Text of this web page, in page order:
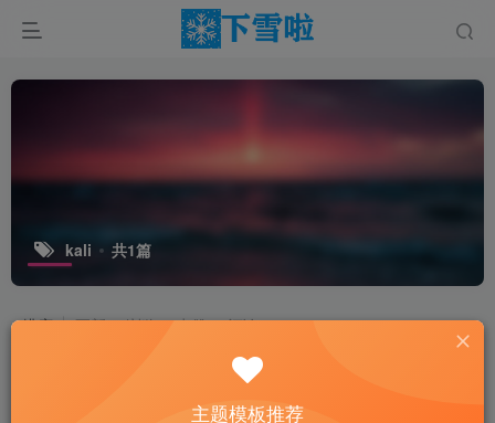
kali 共1篇
排序 更新 浏览 点赞 评论
主题模板推荐